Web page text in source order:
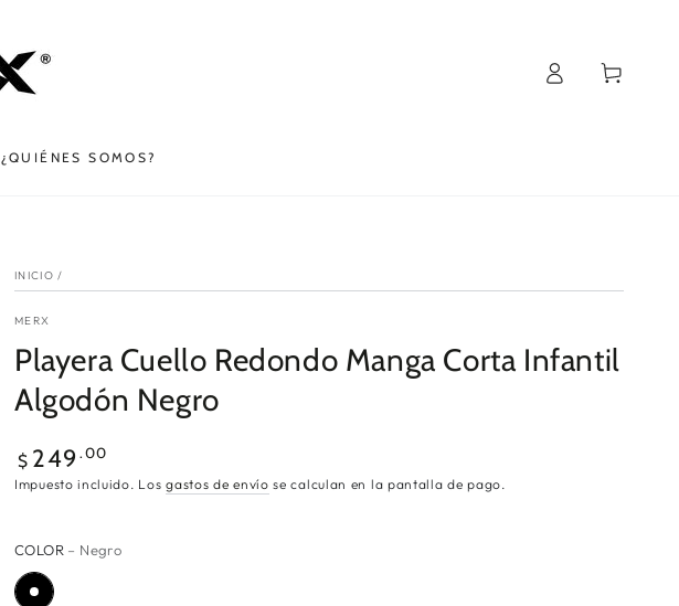
¿QUIÉNES SOMOS?
sesión
Carrito
INICIO /
MERX
Playera Cuello Redondo Manga Corta Infantil
Algodón Negro
Precio
regular
$ 249 .00
Impuesto incluido. Losgastos de envío se calculan en la pantalla de pago.
COLOR – Negro